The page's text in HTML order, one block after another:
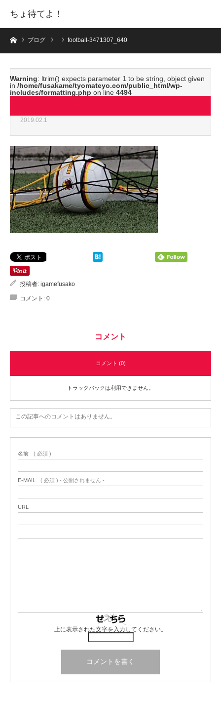
ちょ待てよ！
ホームブログ football-3471307_640
Warning: ltrim() expects parameter 1 to be string, object given
in /home/fusakame/tyomateyo.com/public_html/wp-
includes/formatting.php on line 4494
2019.02.1
投稿者: igamefusako
コメント: 0
コメント
コメント (0)
トラックバックは利用できません。
この記事へのコメントはありません。
名前 ( 必須 )
E-MAIL ( 必須 ) - 公開されません -
URL
上に表示された文字を入力してください。